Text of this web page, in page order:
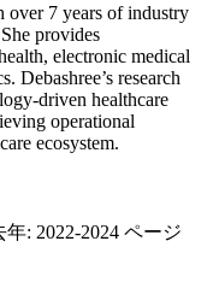
over 7 years of industry
provides
electronic medical
Debashree’s research
driven healthcare
operational
ecosystem.
年: 2022-2024 ページ